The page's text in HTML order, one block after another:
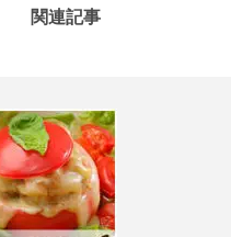
関連記事